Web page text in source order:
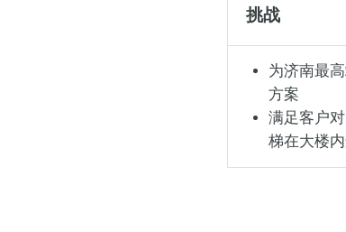
挑战
为济南最
方案
满足客户
梯在大楼